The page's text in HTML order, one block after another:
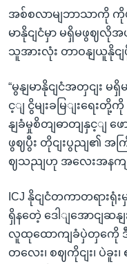
အစ်စလာမျဘာသာကို ကိုယ
မာနိုငျငံမှာ မရှိမဖွဈလိုအ
သူအားလုံး တာဝနျယူနိုင
“မွနျမာနိုငျငံအတှငျး
င့ျ ငွိမျးခမြျးရေး
နျခံမှုစိတျဓာတျနှင့ျ ဖ
ဖွဈပွီး တိုငျးပွညျ၏ အက
ဈသညျဟု အလေးအနကျ
ICJ နိုငျငံတကာတရားရုံ
ရှိနတေဲ့ ဒေါျအောငျဆ
လူထုထောကျခံပှဲတှကေို ဒီ
တလေး၊ စဈကိုငျး၊ ပဲခူ